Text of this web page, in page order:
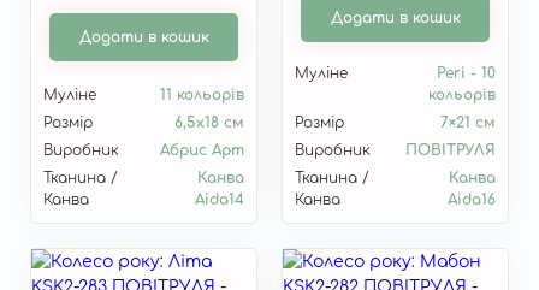
від Абрис Арт
Додати в кошик
Муліне
11 кольорів
Розмір
6,5х18 см
Виробник
Абрис Арт
Тканина /
Канва
Канва
Aida14
Додати в кошик
Муліне
Peri - 10
кольорів
Розмір
7×21 см
Виробник
ПОВІТРУЛЯ
Тканина /
Канва
Канва
Aida16